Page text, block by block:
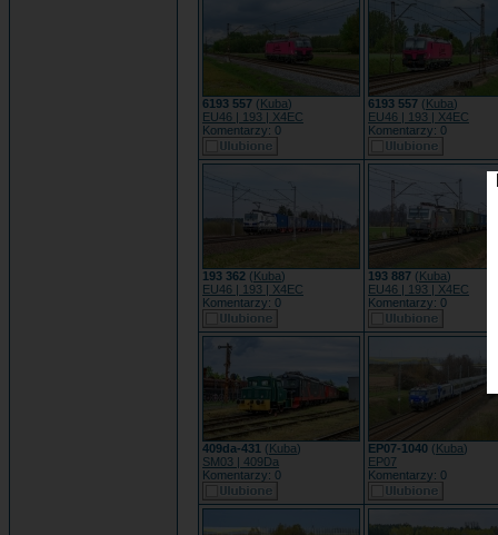
6193 557 (Kuba)
EU46 | 193 | X4EC
Komentarzy: 0
6193 557 (Kuba)
EU46 | 193 | X4EC
Komentarzy: 0
193 362 (Kuba)
EU46 | 193 | X4EC
Komentarzy: 0
193 887 (Kuba)
EU46 | 193 | X4EC
Komentarzy: 0
409da-431 (Kuba)
SM03 | 409Da
Komentarzy: 0
EP07-1040 (Kuba)
EP07
Komentarzy: 0